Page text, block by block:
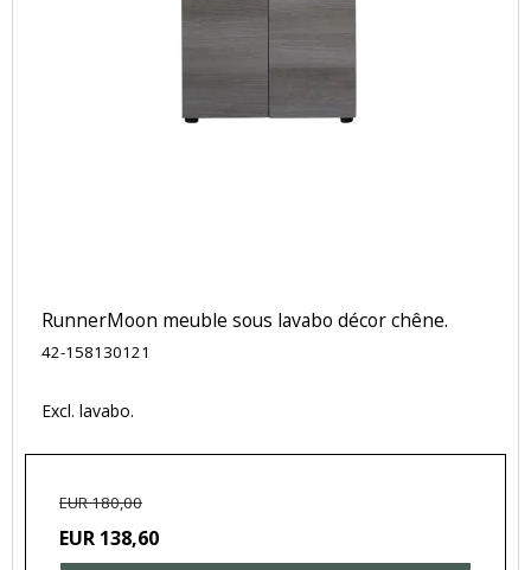
RunnerMoon meuble sous lavabo décor chêne.
42-158130121
Excl. lavabo.
EUR 180,00
EUR 138,60